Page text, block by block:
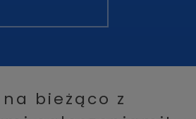
na bieżąco z